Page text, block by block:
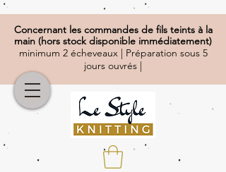
Concernantles commandes de fils teints à la
main (hors stock disponible immédiatement)
minimum 2 écheveaux | Préparation sous 5
jours ouvrés |